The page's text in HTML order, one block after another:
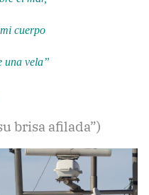
cuerpo
una vela”
brisa afilada”)